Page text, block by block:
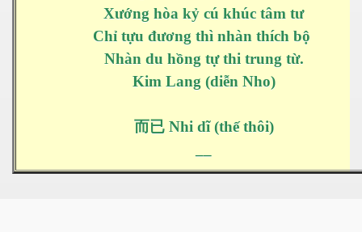
Xướng hòa kỷ cú khúc tâm tư
Chỉ tựu đương thì nhàn thích bộ
Nhàn du hồng tự thi trung từ.
Kim Lang (diễn Nho)
而已Nhi dĩ (thế thôi)